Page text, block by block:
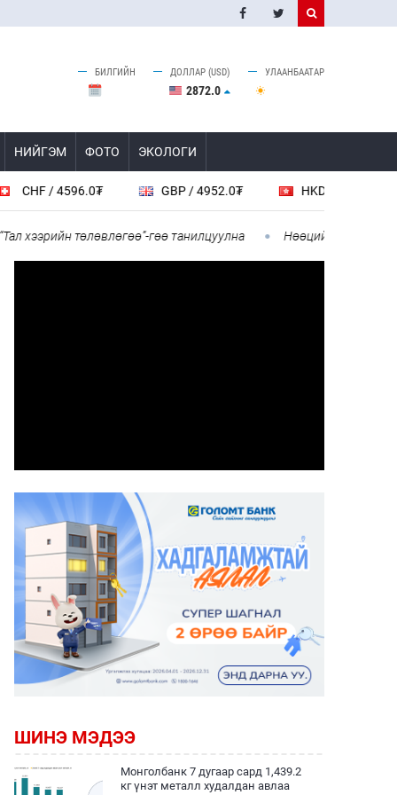
БИЛГИЙН ДОЛЛАР (USD)
2872.0
УЛААНБААТАР
НИЙГЭМ ФОТО ЭКОЛОГИ
/ 4596.0₮ GBP / 4952.0₮ HKD / 461.9₮
төлөвлөгөө”-гөө танилцуулна Нөөцийн махны
ШИНЭ МЭДЭЭ
Монголбанк 7 дугаар сард 1,439.2
кг үнэт металл худалдан авлаа